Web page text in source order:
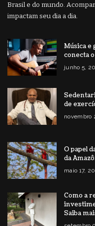
Brasil e do mundo.
impactam seu dia a dia.
Música e
conecta
junho 5,
de
novembro
O papel
da
maio 17,
Como a
Saiba